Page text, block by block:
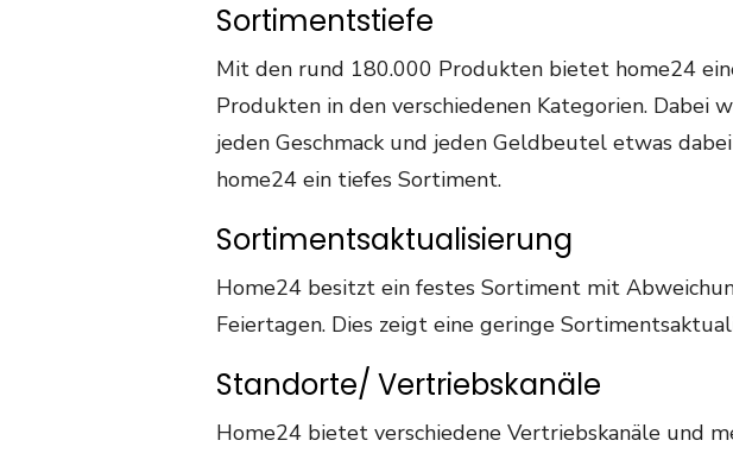
Sortimentstiefe
Mit den rund 180.000 Produkten bietet home24
Produkten in den verschiedenen Kategorien. Dabei
jeden Geschmack und jeden Geldbeutel etwas
home24 ein tiefes Sortiment.
Sortimentsaktualisierung
Home24 besitzt ein festes Sortiment mit
Feiertagen. Dies zeigt eine geringe
Standorte/ Vertriebskanäle
Home24 bietet verschiedene Vertriebskanäle und